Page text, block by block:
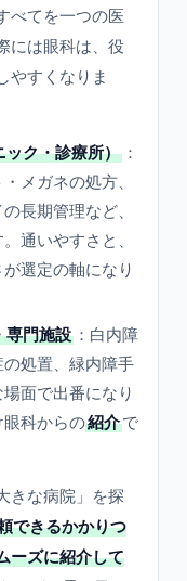
べてを一つの医
には眼科は、役
やすくなりま
ック・診療所） ：
メガネの処方、
長期管理など、
通いやすさと、
選定の軸になり
専門施設 ：白内障
処置、緑内障手
面で出番になり
眼科からの紹介で
きな病院」を探
できるかかりつ
ーズに紹介して